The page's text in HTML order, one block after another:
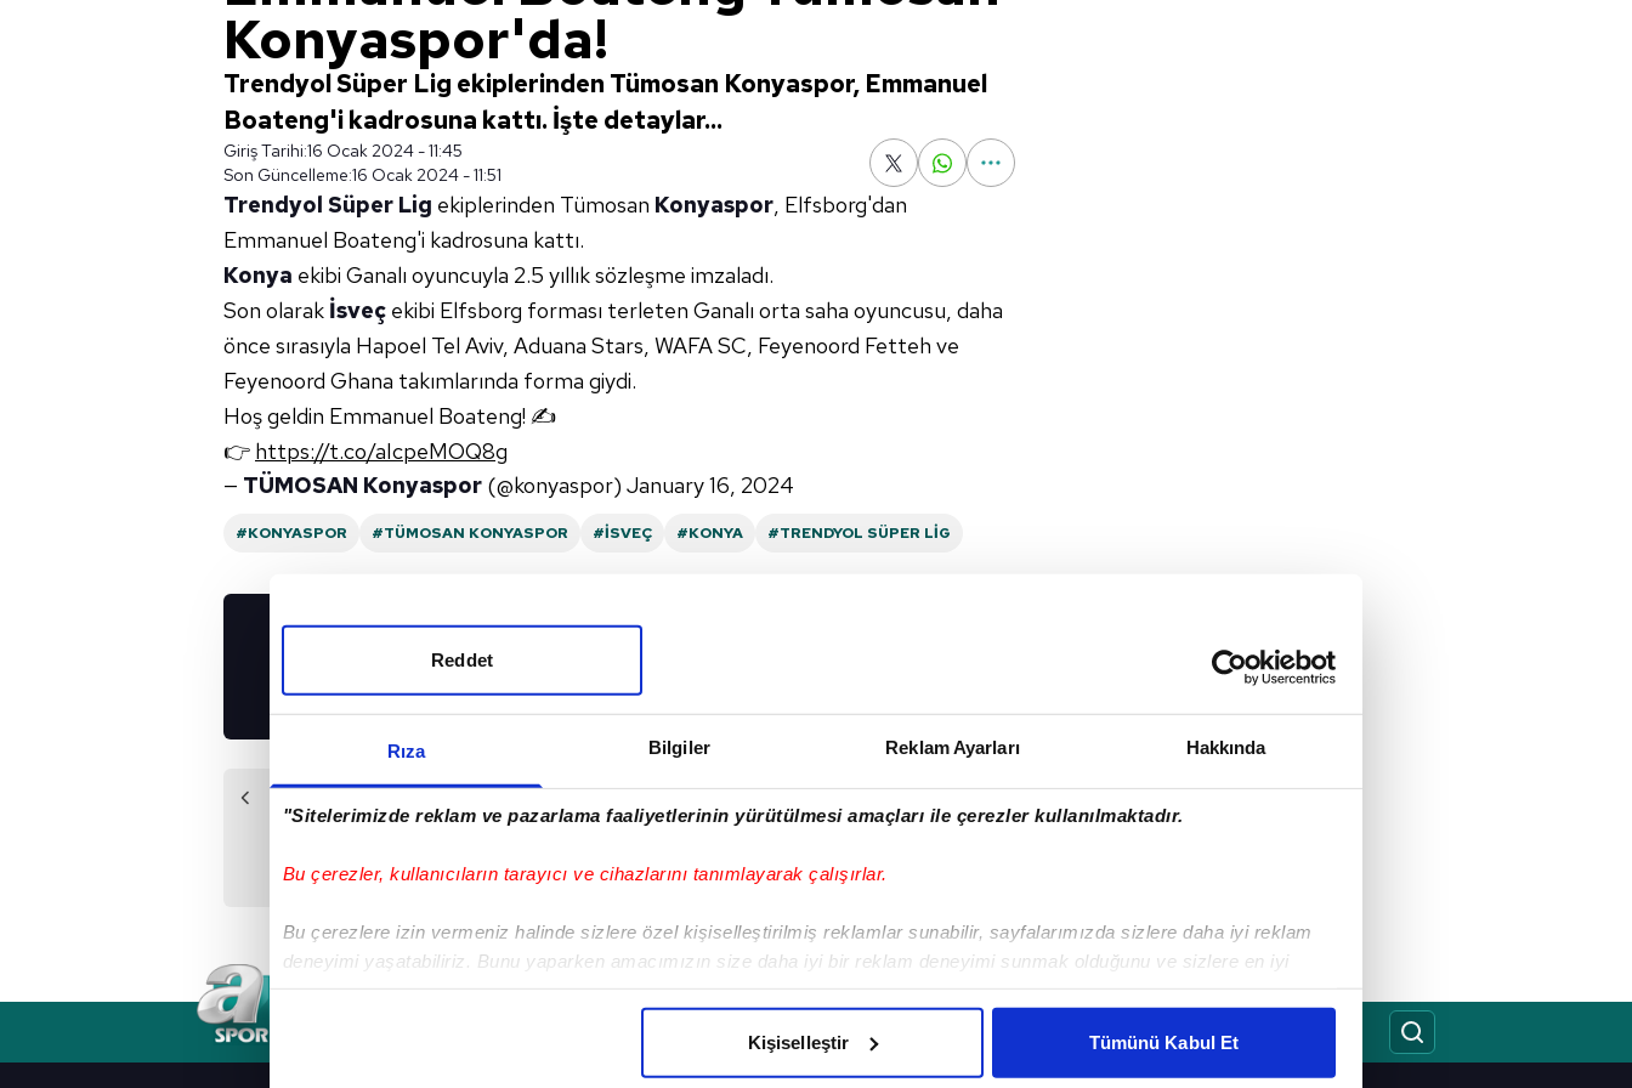
Rıza Bilgiler Reklam Ayarları Hakkında
"Sitelerimizde reklam ve pazarlama faaliyetlerinin yürütülmesi amaçları ile çerezler kullanılmaktadır.
Bu çerezler, kullanıcıların tarayıcı ve cihazlarını tanımlayarak çalışırlar.
Bu çerezlere izin vermeniz halinde sizlere özel kişiselleştirilmiş reklamlar sunabilir, sayfalarımızda sizlere daha iyi reklam
deneyimi yaşatabiliriz. Bunu yaparken amacımızın size daha iyi bir reklam deneyimi sunmak olduğunu ve sizlere en iyi
Her halükârda, kullanıcılar, bu çerezlere izin vermedikleri takdirde, kullanıcılara hedefli reklamlar gösterilmeyecektir."
Reddet
Kişiselleştir Tümünü Kabul Et
Konyaspor'da!
Trendyol Süper Lig ekiplerinden Tümosan Konyaspor, Emmanuel
Boateng'i kadrosuna kattı. İşte detaylar...
Giriş Tarihi:16 Ocak 2024 - 11:45
Son Güncelleme:16 Ocak 2024 - 11:51
Trendyol Süper Lig ekiplerinden Tümosan Konyaspor, Elfsborg'dan
Emmanuel Boateng'i kadrosuna kattı.
Konya ekibi Ganalı oyuncuyla 2.5 yıllık sözleşme imzaladı.
Son olarak İsveç ekibi Elfsborg forması terleten Ganalı orta saha oyuncusu, daha
önce sırasıyla Hapoel Tel Aviv, Aduana Stars, WAFA SC, Feyenoord Fetteh ve
Feyenoord Ghana takımlarında forma giydi.
Hoş geldin Emmanuel Boateng! ✍️
👉 https://t.co/aIcpeMOQ8g
— TÜMOSAN Konyaspor (@konyaspor) January 16, 2024
#KONYASPOR #TÜMOSAN KONYASPOR #İSVEÇ #KONYA #TRENDYOL SÜPER LIG
UYGULAMALARIMIZI
Önceki Haber
Konyaspor'da
Sonraki Haber
Konya Antalya maçına
GIZLILIK BILDIRIMI KÜNYE / İLETIŞIM